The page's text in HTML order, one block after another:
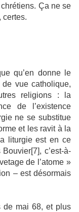
Ça ne se
certes.
qu’en donne le
vue catholique,
religions : la
de l’existence
ne se substitue
et les ravit à la
liturgie est en ce
c’est-à-
de l’atome »
– est désormais
de mai 68, et plus